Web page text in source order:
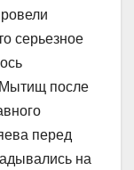
серьезное
Мытищ после
перед
на